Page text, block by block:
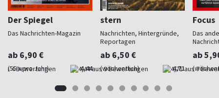
Der Spiegel
Das Nachrichten-Magazin
ab 6,90 €
(55 x pro Jahr) 4,44
stern
Nachrichten, Hintergründe,
Reportagen
ab 6,50 €
(wöchentlich) 4,71
Focus
Das
ab